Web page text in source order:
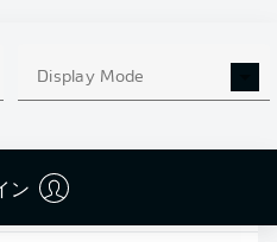
Display Mode
ン
AERIAL DUELS
WON